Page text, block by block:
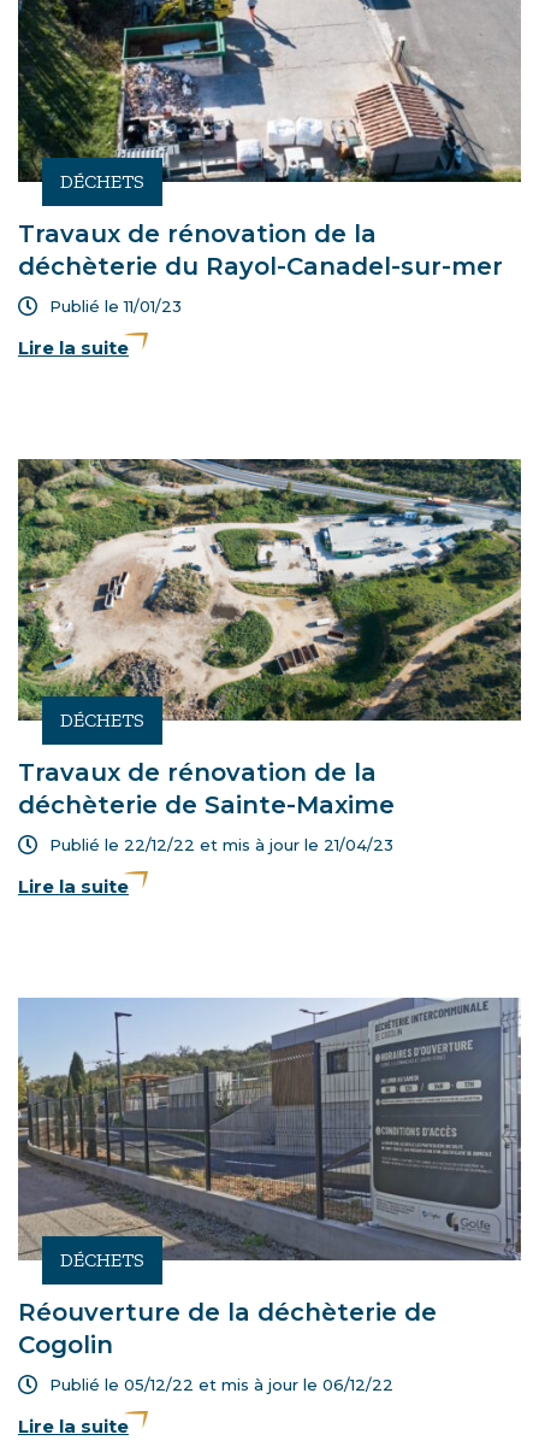
DÉCHETS
Travaux de rénovation de la
déchèterie du Rayol-Canadel-sur-mer
Publié le 11/01/23
Lire la suite
DÉCHETS
Travaux de rénovation de la
déchèterie de Sainte-Maxime
Publié le 22/12/22 et mis à jour le 21/04/23
Lire la suite
DÉCHETS
Réouverture de la déchèterie de
Cogolin
Publié le 05/12/22 et mis à jour le 06/12/22
Lire la suite